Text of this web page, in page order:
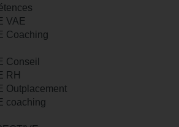
VAE
Coaching
Conseil
RH
Outplacement
coaching